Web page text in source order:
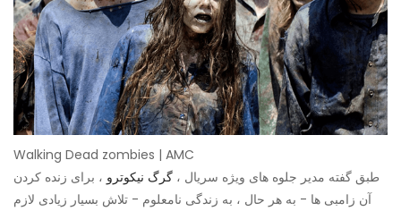
Walking Dead zombies | AMC
طبق گفته مدیر جلوه های ویژه سریال ، گرگ نیکوترو ، برای زنده کردن
آن زامبی ها - به هر حال ، به زندگی نامعلوم - تلاش بسیار زیادی لازم